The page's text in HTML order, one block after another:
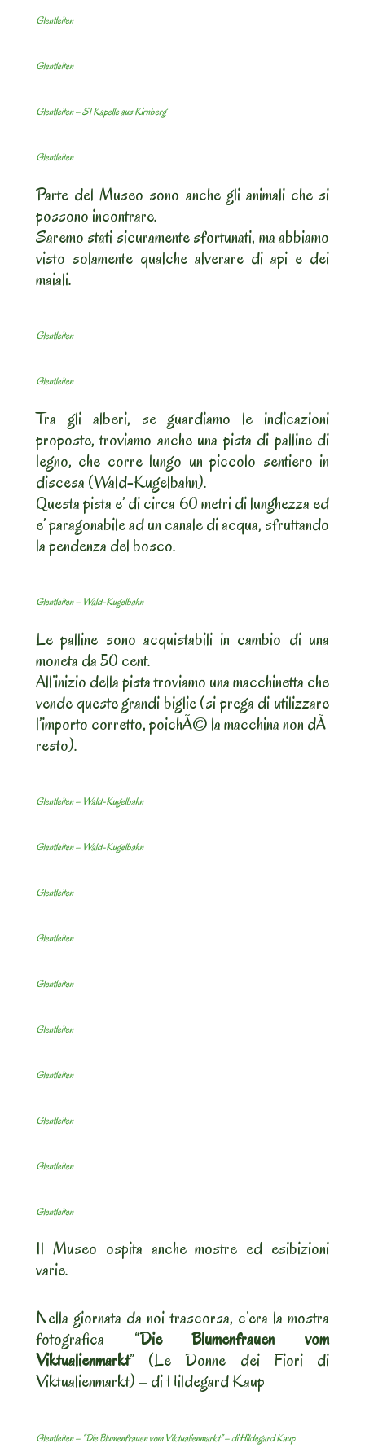
Glentleiten
Glentleiten
Glentleiten – S1 Kapelle aus Kirnberg
Glentleiten
Parte del Museo sono anche gli animali che si
possono incontrare.
Saremo stati sicuramente sfortunati, ma abbiamo
visto solamente qualche alverare di api e dei
maiali.
Glentleiten
Glentleiten
Tra gli alberi, se guardiamo le indicazioni
proposte, troviamo anche una pista di palline di
legno, che corre lungo un piccolo sentiero in
discesa (Wald-Kugelbahn).
Questa pista e’ di circa 60 metri di lunghezza ed
e’ paragonabile ad un canale di acqua, sfruttando
la pendenza del bosco.
Glentleiten – Wald-Kugelbahn
Le palline sono acquistabili in cambio di una
moneta da 50 cent.
All’inizio della pista troviamo una macchinetta che
vende queste grandi biglie (si prega di utilizzare
l’importo corretto, poichÃ© la macchina non dÃ
resto).
Glentleiten – Wald-Kugelbahn
Glentleiten – Wald-Kugelbahn
Glentleiten
Glentleiten
Glentleiten
Glentleiten
Glentleiten
Glentleiten
Glentleiten
Glentleiten
Il Museo ospita anche mostre ed esibizioni
varie.
Nella giornata da noi trascorsa, c’era la mostra
fotografica “Die Blumenfrauen vom
Viktualienmarkt” (Le Donne dei Fiori di
Viktualienmarkt) – di Hildegard Kaup
Glentleiten – “Die Blumenfrauen vom Viktualienmarkt” – di Hildegard Kaup